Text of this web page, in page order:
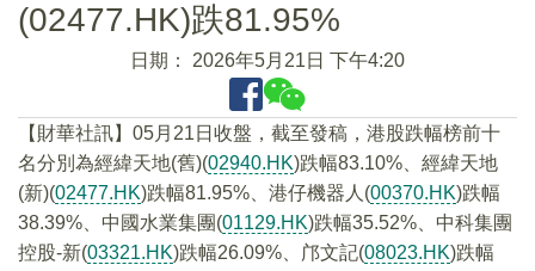
(02477.HK)跌81.95%
日期： 2026年5月21日 下午4:20
【財華社訊】05月21日收盤，截至發稿，港股跌幅榜前十
名分別為經緯天地(舊)(02940.HK)跌幅83.10%、經緯天地
(新)(02477.HK)跌幅81.95%、港仔機器人(00370.HK)跌幅
38.39%、中國水業集團(01129.HK)跌幅35.52%、中科集團
控股-新(03321.HK)跌幅26.09%、邝文記(08023.HK)跌幅